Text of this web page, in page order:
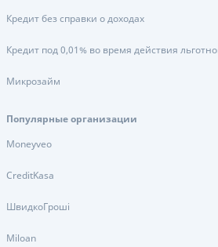
Кредит без справки о доходах
Кредит под 0,01% во время действия
Микрозайм
Популярные организации
Moneyveo
CreditKasa
ШвидкоГроші
Miloan